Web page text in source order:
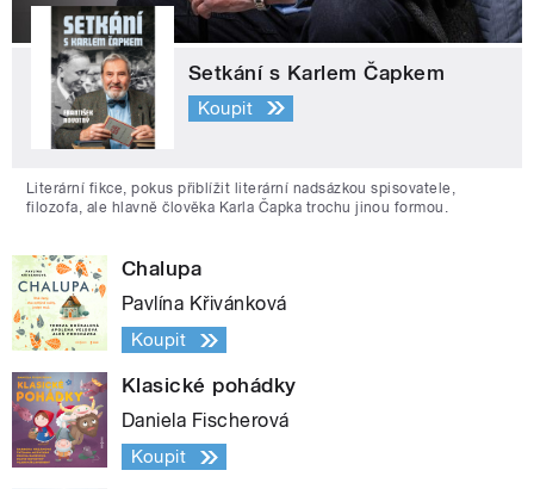
Setkání s Karlem Čapkem
Koupit
Literární fikce, pokus přiblížit literární nadsázkou spisovatele,
filozofa, ale hlavně člověka Karla Čapka trochu jinou formou.
Chalupa
Pavlína Křivánková
Koupit
Klasické pohádky
Daniela Fischerová
Koupit